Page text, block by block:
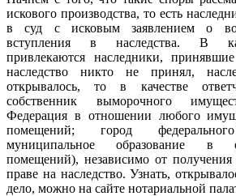
искового производства, то есть
в суд с исковым заявлением о
вступления в наследства. В
привлекаются наследники,
наследство никто не принял,
открывалось, то в качестве
собственник выморочного
Федерация в отношении любого
помещений; город
муниципальное образование в
помещений), независимо от получения
праве на наследство. Узнать,
дело, можно на сайте нотариальной